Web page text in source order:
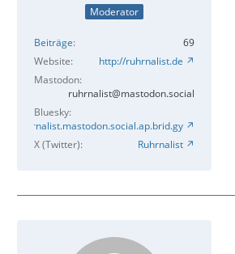
Moderator
Beiträge
69
Website
http://ruhrnalist.de
Mastodon
ruhrnalist@mastodon.social
Bluesky
Ruhrnalist.mastodon.social.ap.brid.gy
X (Twitter)
Ruhrnalist